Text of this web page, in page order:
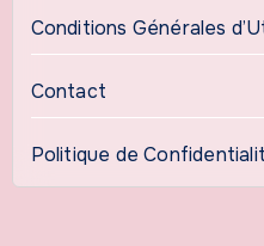
Conditions Générales
Contact
Politique de